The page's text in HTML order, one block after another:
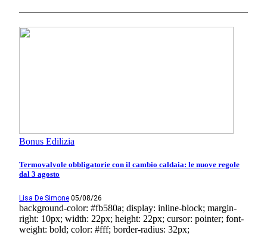
Bonus Edilizia
Termovalvole obbligatorie con il cambio caldaia: le nuove regole
dal 3 agosto
Lisa De Simone 05/08/26
background-color: #fb580a; display: inline-block; margin-
right: 10px; width: 22px; height: 22px; cursor: pointer; font-
weight: bold; color: #fff; border-radius: 32px;